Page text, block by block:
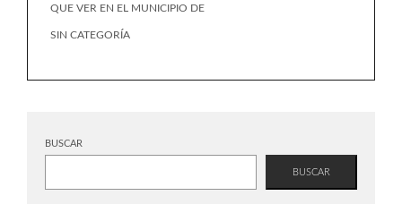
QUE VER EN EL MUNICIPIO DE
SIN CATEGORÍA
BUSCAR
BUSCAR